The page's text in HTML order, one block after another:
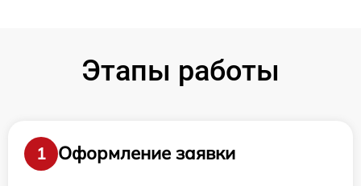
Этапы работы
1
Оформление заявки